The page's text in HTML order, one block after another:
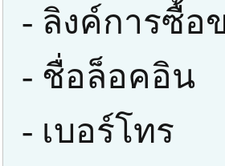
- ลิงค์การซื้อ
- ชื่อล็อคอิน
- เบอร์โทร